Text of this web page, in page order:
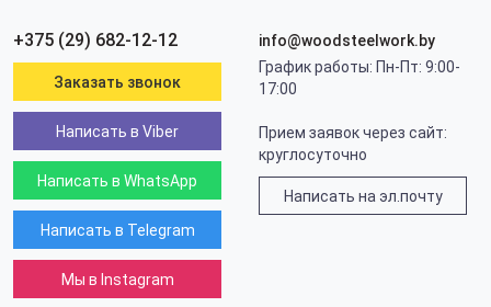
+375 (29) 682-12-12
Заказать звонок
Написать в Viber
Написать в WhatsApp
Написать в Telegram
Мы в Instagram
info@woodsteelwork.by
График работы: Пн-Пт: 9:00-
17:00
Прием заявок через сайт:
круглосуточно
Написать на эл.почту